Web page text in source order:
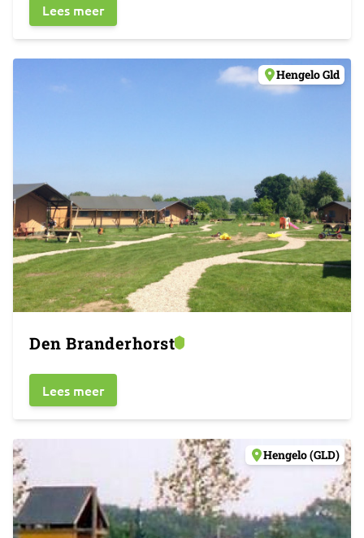
Lees meer
Hengelo Gld
Den Branderhorst
Lees meer
Hengelo (GLD)